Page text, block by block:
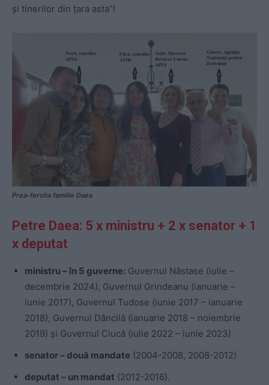
și tinerilor din țara asta”!
Prea-fercita familie Daea
Petre Daea: 5 x ministru + 2 x senator + 1
x deputat
ministru – în 5 guverne: Guvernul Năstase (iulie –
decembrie 2024), Guvernul Grindeanu (ianuarie –
iunie 2017), Guvernul Tudose (iunie 2017 – ianuarie
2018), Guvernul Dăncilă (ianuarie 2018 – noiembrie
2019) și Guvernul Ciucă (iulie 2022 – iunie 2023)
senator – două mandate (2004-2008, 2008-2012)
deputat – un mandat (2012-2016).